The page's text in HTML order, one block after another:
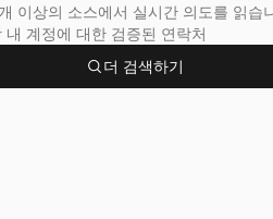
이상의 소스에서 실시간 의도를 읽습
내 계정에 대한 검증된 연락처
더 검색하기